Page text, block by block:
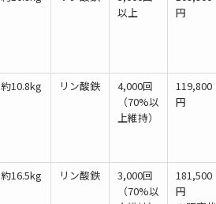
以上
円
約10.8kg リン酸鉄
4,000回
（70%以
上維持）
119,800
円
約16.5kg リン酸鉄
3,000回
（70%以
181,500
円